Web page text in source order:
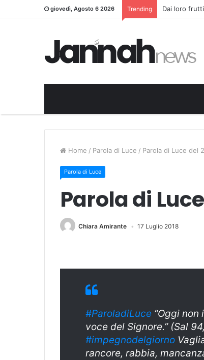
giovedì, Agosto 6 2026 Trending Dai loro
Home / Parola di Luce / Parola di Luce del
Parola di Luce
Parola di
Chiara Amirante 17 Luglio 2018
#ParoladiLuce “Oggi
voce del Signore.” (Sal
#impegnodelgiorno
rancore, rabbia,